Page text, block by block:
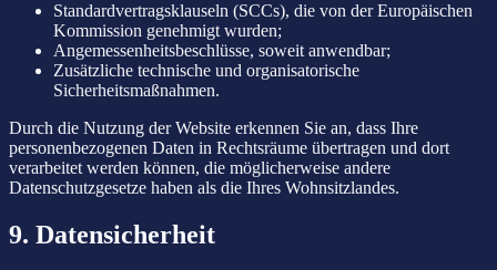
Standardvertragsklauseln (SCCs), die von der Europäischen
Kommission genehmigt wurden;
Angemessenheitsbeschlüsse, soweit anwendbar;
Zusätzliche technische und organisatorische
Sicherheitsmaßnahmen.
Durch die Nutzung der Website erkennen Sie an, dass Ihre
personenbezogenen Daten in Rechtsräume übertragen und dort
verarbeitet werden können, die möglicherweise andere
Datenschutzgesetze haben als die Ihres Wohnsitzlandes.
9. Datensicherheit